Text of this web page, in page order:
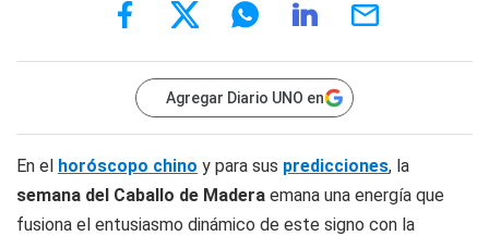
Agregar Diario UNO en
En el horóscopo chino y para sus predicciones, la
semana del Caballo de Madera emana una energía que
fusiona el entusiasmo dinámico de este signo con la